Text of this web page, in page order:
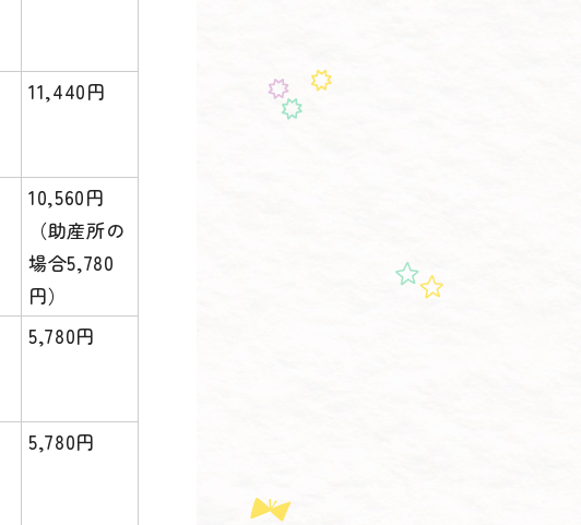
11,440円
10,560円
（助産所の
場合5,780
円）
5,780円
5,780円